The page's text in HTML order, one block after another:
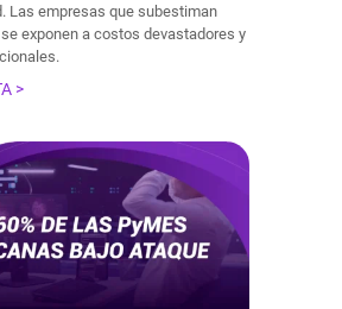
Las empresas que subestiman
exponen a costos devastadores y
>